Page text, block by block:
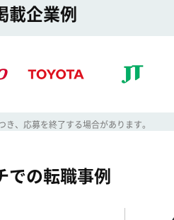
載企業例
、応募を終了する場合があります。
での転職事例